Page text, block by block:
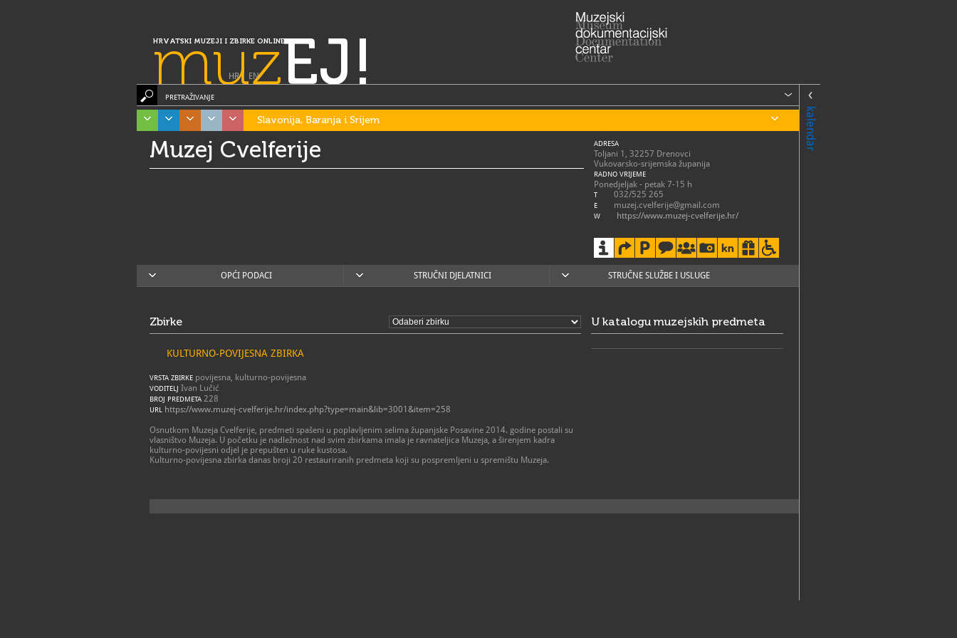
HRVATSKI MUZEJI I ZBIRKE ONLINE
muzEJ!
HR| EN
kalendar
PRETRAŽIVANJE
Slavonija, Baranja i Srijem
Muzej Cvelferije ADRESA
Toljani 1, 32257 Drenovci
Vukovarsko-srijemska županija
RADNO VRIJEME
Ponedjeljak - petak 7-15 h
T 032/525 265
E muzej.cvelferije@gmail.com
W https://www.muzej-cvelferije.hr/
OPĆI PODACI STRUČNI DJELATNICI STRUČNE SLUŽBE I USLUGE
Zbirke
KULTURNO-POVIJESNA ZBIRKA
VRSTA ZBIRKE povijesna, kulturno-povijesna
VODITELJ Ivan Lučić
BROJ PREDMETA 228
URL https://www.muzej-cvelferije.hr/index.php?type=main&lib=3001&item=258
Osnutkom Muzeja Cvelferije, predmeti spašeni u poplavljenim selima županjske Posavine 2014. godine postali su
vlasništvo Muzeja. U početku je nadležnost nad svim zbirkama imala je ravnateljica Muzeja, a širenjem kadra
kulturno-povijesni odjel je prepušten u ruke kustosa.
Kulturno-povijesna zbirka danas broji 20 restauriranih predmeta koji su pospremljeni u spremištu Muzeja.
U katalogu muzejskih predmeta